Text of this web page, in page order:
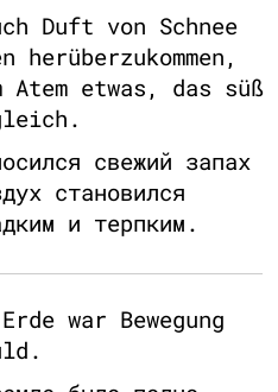
Duft von Schnee
herüberzukommen,
Atem etwas, das süß
свежий запах
становился
и терпким.
war Bewegung